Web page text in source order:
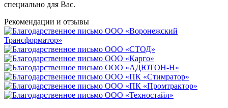
специально для Вас.
Рекомендации и отзывы